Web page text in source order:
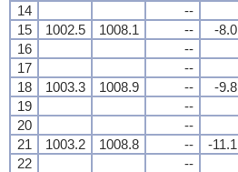
14
--
15
1002.5 1008.1 -- -8.0
16
--
17
--
18
1003.3 1008.9 -- -9.8
19
--
20
--
21
1003.2 1008.8 -- -11.1
22
--